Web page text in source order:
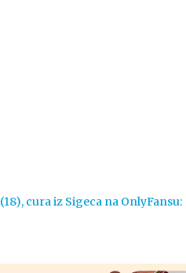
cura iz Sigeca na